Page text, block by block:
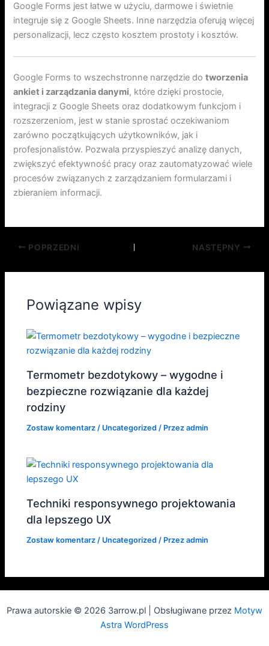
Google Forms jest łatwe w użyciu, darmowe i świetnie
integruje się z Google Sheets. Inne narzędzia oferują więcej
personalizacji, lecz często kosztem prostoty i kosztów.
Google Forms to wszechstronne narzędzie dotworzenia
ankiet i zarządzania danymi, które dzięki prostocie,
integracji z Google Sheets oraz dodatkowym funkcjom i
rozszerzeniom, jest w stanie sprostać oczekiwaniom
zarówno początkujących użytkowników, jak i
profesjonalistów. Pozwala przyspieszyć analizę danych,
zwiększyć efektywność pracy oraz zautomatyzować wiele
procesów związanych z zarządzaniem formularzami i
zbieraniem informacji.
POPRZEDNI NASTĘPNY
Powiązane wpisy
Termometr bezdotykowy – wygodne i
bezpieczne rozwiązanie dla każdej
rodziny
Zostaw komentarz / Uncategorized / Przezadmin
Techniki responsywnego projektowania
dla lepszego UX
Zostaw komentarz / Uncategorized / Przezadmin
Prawa autorskie © 2026 3arrow.pl | Obsługiwane przez Motyw
Astra WordPress